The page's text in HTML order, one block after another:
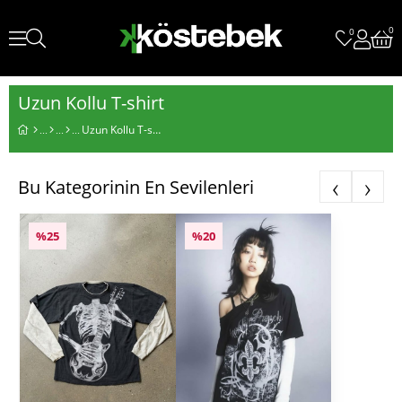
0 0
Uzun Kollu T-shirt
Uzun Kollu T-shirt
Bu Kategorinin En Sevilenleri ‹ ›
%25 %20